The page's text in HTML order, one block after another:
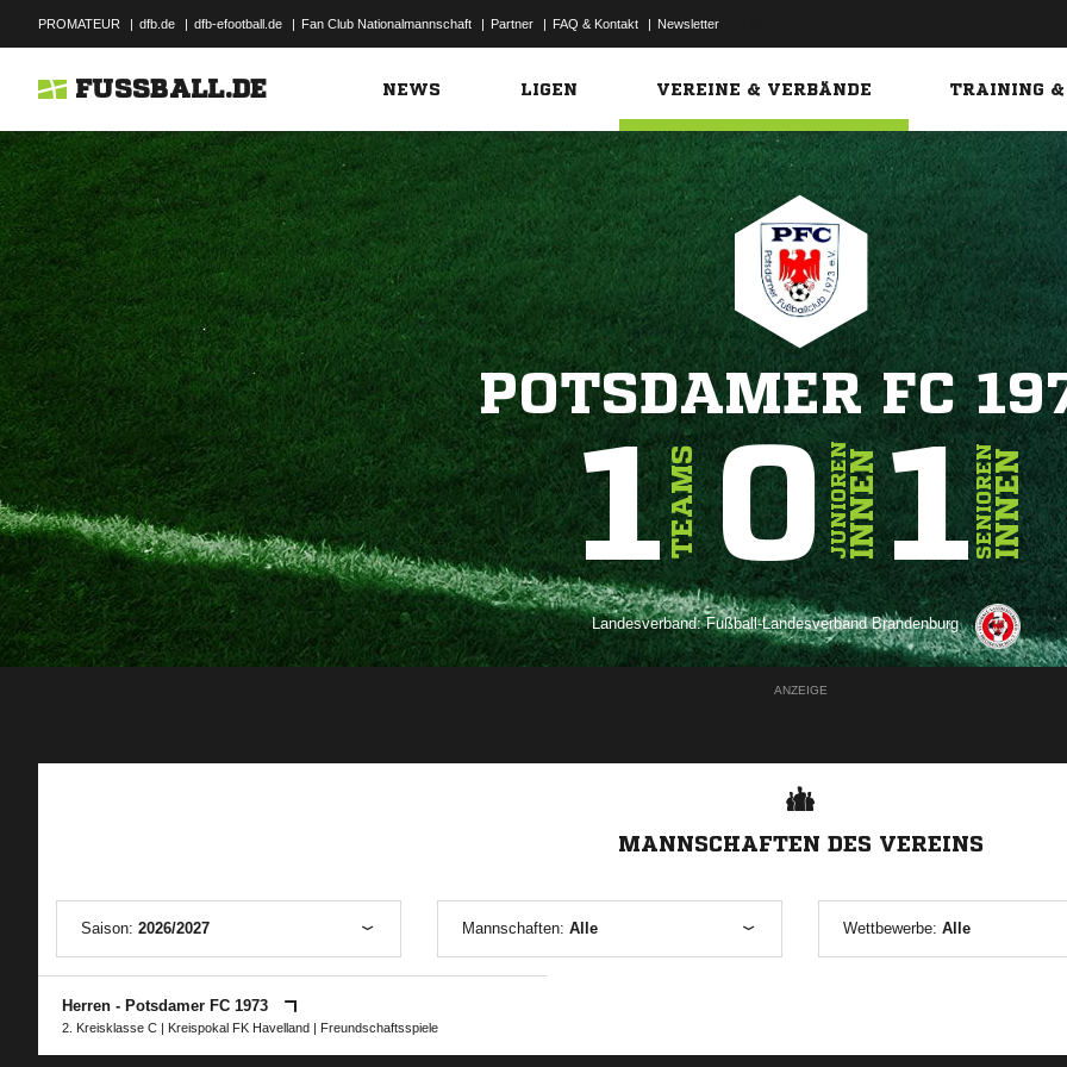
PROMATEUR | dfb.de | dfb-efootball.de | Fan Club Nationalmannschaft | Partner | FAQ & Kontakt | Newsletter
FUSSBALL.DE NEWS LIGEN VEREINE & VERBÄNDE TRAINING &
POTSDAMER FC
1TEAMS0JUNIORENINNEN1SENIORENINNEN
Landesverband:Fußball-Landesverband Brandenburg
ANZEIGE
MANNSCHAFTEN DES VEREINS
Saison: 2026/2027 Mannschaften: Alle Wettbewerbe: Alle
Herren - Potsdamer FC 1973
2. Kreisklasse C | Kreispokal FK Havelland | Freundschaftsspiele